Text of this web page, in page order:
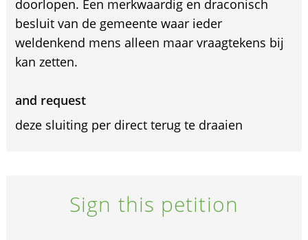
doorlopen. Een merkwaardig en draconisch
besluit van de gemeente waar ieder
weldenkend mens alleen maar vraagtekens bij
kan zetten.
and request
deze sluiting per direct terug te draaien
Sign this petition